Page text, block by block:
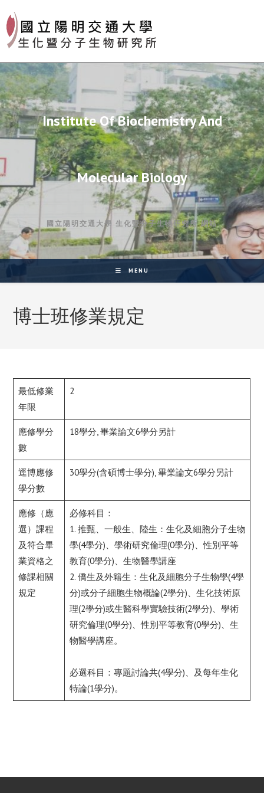
content
Institute Of Biochemistry And
Molecular Biology
國立陽明交通大學 生化暨分子生物研究所 網站
MENU
博士班修業規定
最低修業
年限
2
應修學分
數
18學分, 畢業論文6學分另計
逕博應修
學分數
30學分(含碩博士學分), 畢業論文6學分另計
應修（應
選）課程
及符合畢
業資格之
修課相關
規定
必修科目：
1. 推甄、一般生、陸生：生化及細胞分子生物
學(4學分)、學術研究倫理(0學分)、性別平等
教育(0學分)、生物醫學講座
2. 僑生及外籍生：生化及細胞分子生物學(4學
分)或分子細胞生物概論(2學分)、生化技術原
理(2學分)或生醫科學實驗技術(2學分)、學術
研究倫理(0學分)、性別平等教育(0學分)、生
物醫學講座。
必選科目：專題討論共(4學分)、及每年生化
特論(1學分)。